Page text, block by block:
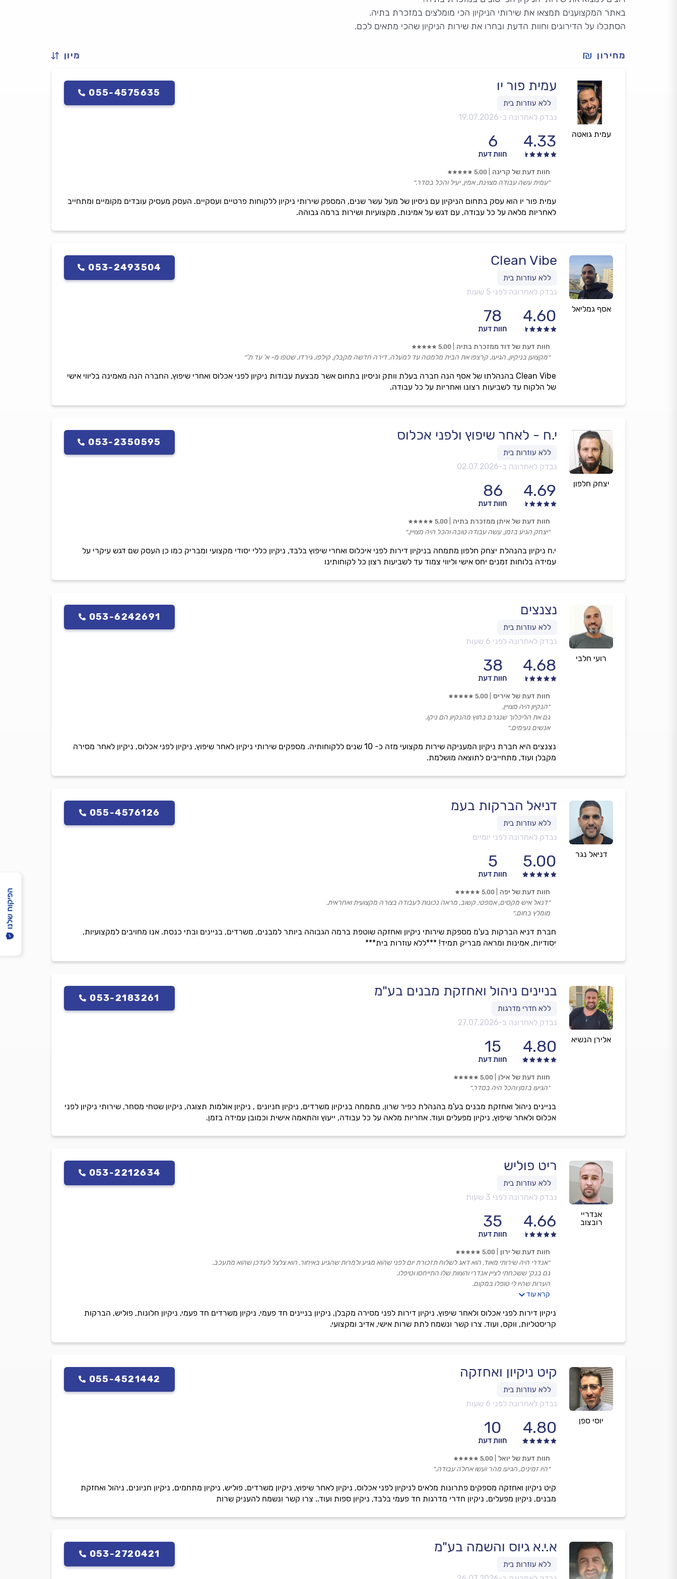
באתר המקצוענים תמצאו את שירותי הניקיון הכי מומלצים במזכרת בתיה.
הסתכלו על הדירוגים וחוות הדעת ובחרו את שירות הניקיון שהכי מתאים לכם.
מחירון מיון
עמית גואטה
עמית פור יו
נבדק לאחרונה ב-19.07.2026
4.33
6
חוות דעת
055-4575635
עמית פור יו הוא עסק בתחום הניקיון עם ניסיון של מעל עשר שנים, המספק שירותי ניקיון ללקוחות פרטיים ועסקיים. העסק מעסיק עובדים מקומיים ומתחייב
לאחריות מלאה על כל עבודה, עם דגש על אמינות, מקצועיות ושירות ברמה גבוהה.
חוות דעת של קרינה 5.00
״עמית עשה עבודה מצוינת, אמין, יעיל והכל בסדר.״
אסף גמליאל
Clean Vibe
נבדק לאחרונה לפני 5 שעות
4.60
78
חוות דעת
053-2493504
Clean Vibe בהנהלתו של אסף הנה חברה בעלת וותק וניסיון בתחום אשר מבצעת עבודות ניקיון לפני אכלוס ואחרי שיפוץ, החברה הנה מאמינה בליווי אישי
של הלקוח עד לשביעות רצונו ואחריות על כל עבודה.
חוות דעת של דוד ממזכרת בתיה 5.00
״מקצוען בניקיון, הגיעו, קרצפו את הבית מלמטה עד למעלה, דירה חדשה מקבלן, קילפו, גירדו, שטפו מ- א' עד ת'״
יצחק חלפון
י.ח - לאחר שיפוץ ולפני אכלוס
נבדק לאחרונה ב-02.07.2026
4.69
86
חוות דעת
053-2350595
י.ח ניקיון בהנהלת יצחק חלפון מתמחה בניקיון דירות לפני איכלוס ואחרי שיפוץ בלבד, ניקיון כללי יסודי מקצועי ומבריק כמו כן העסק שם דגש עיקרי על
עמידה בלוחות זמנים יחס אישי וליווי צמוד עד לשביעות רצון כל לקוחותינו
חוות דעת של איתן ממזכרת בתיה 5.00
״יצחק הגיע בזמן, עשה עבודה טובה והכל היה מצויין.״
רועי חלבי
נצנצים
נבדק לאחרונה לפני 6 שעות
4.68
38
חוות דעת
053-6242691
נצנצים היא חברת ניקיון המעניקה שירות מקצועי מזה כ- 10 שנים ללקוחותיה. מספקים שירותי ניקיון לאחר שיפוץ, ניקיון לפני אכלוס, ניקיון לאחר מסירה
מקבלן ועוד, מתחייבים לתוצאה מושלמת.
חוות דעת של איריס 5.00
״הנקיון היה מצויין.
גם את הליכלוך שנגרם בחוץ מהנקיון הם ניקו.
אנשים נעימים.״
דניאל נגר
דניאל הברקות בעמ
נבדק לאחרונה לפני יומיים
5.00
5
חוות דעת
055-4576126
חברת דניא הברקות בע'מ מספקת שירותי ניקיון ואחזקה שוטפת ברמה הגבוהה ביותר למבנים, משרדים, בניינים ובתי כנסת. אנו מחויבים למקצועיות,
יסודיות, אמינות ומראה מבריק תמיד! ***ללא עוזרות בית***
חוות דעת של יפה 5.00
״דנאל איש מקסים, אמפטי, קשוב, מראה נכונות לעבודה בצורה מקצועית ואחראית.
מומלץ בחום.״
אלירן הנשיא
בניינים ניהול ואחזקת מבנים בע"מ
נבדק לאחרונה ב-27.07.2026
4.80
15
חוות דעת
053-2183261
בניינים ניהול ואחזקת מבנים בע'מ בהנהלת כפיר שרון, מתמחה בניקיון משרדים, ניקיון חניונים , ניקיון אולמות תצוגה, ניקיון שטחי מסחר, שירותי ניקיון לפני
אכלוס ולאחר שיפוץ, ניקיון מפעלים ועוד. אחריות מלאה על כל עבודה, ייעוץ והתאמה אישית וכמובן עמידה בזמן.
חוות דעת של אילן 5.00
״הגיעו בזמן והכל היה בסדר.״
אנדריי
רובצוב
ריט פוליש
נבדק לאחרונה לפני 3 שעות
4.66
35
חוות דעת
053-2212634
ניקיון דירות לפני אכלוס ולאחר שיפוץ, ניקיון דירות לפני מסירה מקבלן, ניקיון בניינים חד פעמי, ניקיון משרדים חד פעמי, ניקיון חלונות, פוליש, הברקות
קריסטליות, ווקס, ועוד. צרו קשר ונשמח לתת שרות אישי, אדיב ומקצועי.
חוות דעת של ירון 5.00
״אנדרי היה שירותי מאוד, הוא דאג לשלוח תזכורת יום לפני שהוא מגיע ולמרות שהגיע באיחור, הוא צלצל לעדכן שהוא מתעכב.
גם בנק׳ ששכחתי לציין אנדרי והצוות שלו התייחסו וטיפלו.
הערות שהיו לי טופלו במקום.
היו פספוסים ממש קטנים אבל אני מאוד מרוצה.״
קרא עוד
יוסי ספן
קיט ניקיון ואחזקה
נבדק לאחרונה לפני 6 שעות
4.80
10
חוות דעת
055-4521442
קיט ניקיון ואחזקה מספקים פתרונות מלאים לניקיון לפני אכלוס, ניקיון לאחר שיפוץ, ניקיון משרדים, פוליש, ניקיון מתחמים, ניקיון חניונים, ניהול ואחזקת
מבנים, ניקיון מפעלים, ניקיון חדרי מדרגות חד פעמי בלבד, ניקיון ספות ועוד.. צרו קשר ונשמח להעניק שרות
חוות דעת של יואל 5.00
״היו זמינים, הגיעו מהר ועשו אחלה עבודה.״
א.י.א גיוס והשמה בע"מ 053-2720421
הפיקוח שלנו